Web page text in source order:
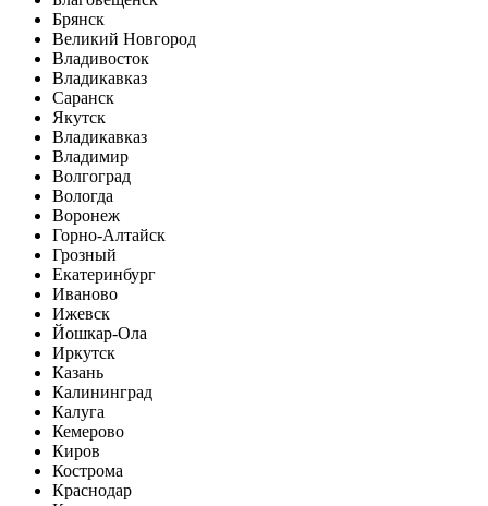
Брянск
Великий Новгород
Владивосток
Владикавказ
Саранск
Якутск
Владикавказ
Владимир
Волгоград
Вологда
Воронеж
Горно-Алтайск
Грозный
Екатеринбург
Иваново
Ижевск
Йошкар-Ола
Иркутск
Казань
Калининград
Калуга
Кемерово
Киров
Кострома
Краснодар